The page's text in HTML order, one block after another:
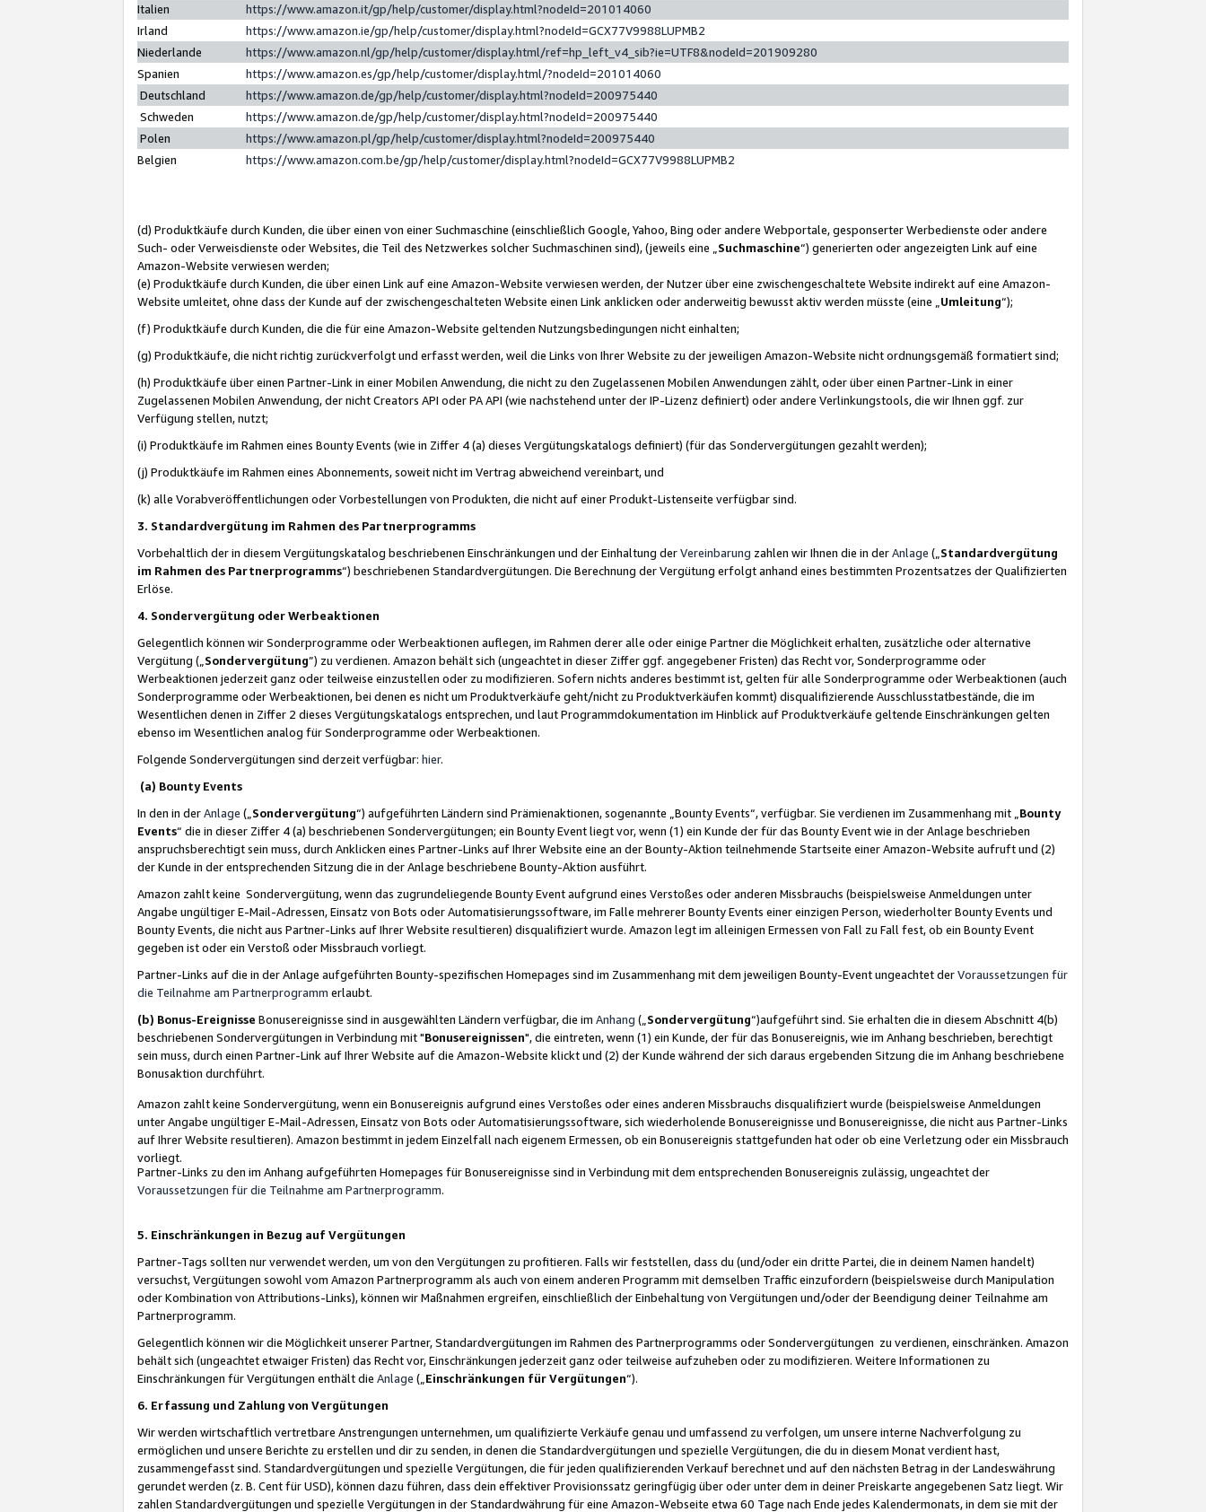
Italien
https://www.amazon.it/gp/help/customer/display.html?nodeId=201014060
Irland
https://www.amazon.ie/gp/help/customer/display.html?nodeId=GCX77V9988LUPMB2
Niederlande
https://www.amazon.nl/gp/help/customer/display.html/ref=hp_left_v4_sib?ie=UTF8&nodeId=201909280
Spanien
https://www.amazon.es/gp/help/customer/display.html/?nodeId=201014060
Deutschland
https://www.amazon.de/gp/help/customer/display.html?nodeId=200975440
Schweden
https://www.amazon.de/gp/help/customer/display.html?nodeId=200975440
Polen
https://www.amazon.pl/gp/help/customer/display.html?nodeId=200975440
Belgien
https://www.amazon.com.be/gp/help/customer/display.html?nodeId=GCX77V9988LUPMB2
(d) Produktkäufe durch Kunden, die über einen von einer Suchmaschine (einschließlich Google, Yahoo, Bing oder andere Webportale, gesponserter Werbedienste oder andere
Such- oder Verweisdienste oder Websites, die Teil des Netzwerkes solcher Suchmaschinen sind), (jeweils eine „ Suchmaschine“) generierten oder angezeigten Link auf eine
Amazon-Website verwiesen werden;
(e) Produktkäufe durch Kunden, die über einen Link auf eine Amazon-Website verwiesen werden, der Nutzer über eine zwischengeschaltete Website indirekt auf eine Amazon-
Website umleitet, ohne dass der Kunde auf der zwischengeschalteten Website einen Link anklicken oder anderweitig bewusst aktiv werden müsste (eine „ Umleitung“);
(f) Produktkäufe durch Kunden, die die für eine Amazon-Website geltenden Nutzungsbedingungen nicht einhalten;
(g) Produktkäufe, die nicht richtig zurückverfolgt und erfasst werden, weil die Links von Ihrer Website zu der jeweiligen Amazon-Website nicht ordnungsgemäß formatiert sind;
(h) Produktkäufe über einen Partner-Link in einer Mobilen Anwendung, die nicht zu den Zugelassenen Mobilen Anwendungen zählt, oder über einen Partner-Link in einer
Zugelassenen Mobilen Anwendung, der nicht Creators API oder PA API (wie nachstehend unter der IP-Lizenz definiert) oder andere Verlinkungstools, die wir Ihnen ggf. zur
Verfügung stellen, nutzt;
(i) Produktkäufe im Rahmen eines Bounty Events (wie in Ziffer 4 (a) dieses Vergütungskatalogs definiert) (für das Sondervergütungen gezahlt werden);
(j) Produktkäufe im Rahmen eines Abonnements, soweit nicht im Vertrag abweichend vereinbart, und
(k) alle Vorabveröffentlichungen oder Vorbestellungen von Produkten, die nicht auf einer Produkt-Listenseite verfügbar sind.
3. Standardvergütung im Rahmen des Partnerprogramms
Vorbehaltlich der in diesem Vergütungskatalog beschriebenen Einschränkungen und der Einhaltung derVereinbarung zahlen wir Ihnen die in derAnlage („ Standardvergütung
im Rahmen des Partnerprogramms“) beschriebenen Standardvergütungen. Die Berechnung der Vergütung erfolgt anhand eines bestimmten Prozentsatzes der Qualifizierten
Erlöse.
4. Sondervergütung oder Werbeaktionen
Gelegentlich können wir Sonderprogramme oder Werbeaktionen auflegen, im Rahmen derer alle oder einige Partner die Möglichkeit erhalten, zusätzliche oder alternative
Vergütung („ Sondervergütung”) zu verdienen. Amazon behält sich (ungeachtet in dieser Ziffer ggf. angegebener Fristen) das Recht vor, Sonderprogramme oder
Werbeaktionen jederzeit ganz oder teilweise einzustellen oder zu modifizieren. Sofern nichts anderes bestimmt ist, gelten für alle Sonderprogramme oder Werbeaktionen (auch
Sonderprogramme oder Werbeaktionen, bei denen es nicht um Produktverkäufe geht/nicht zu Produktverkäufen kommt) disqualifizierende Ausschlusstatbestände, die im
Wesentlichen denen in Ziffer 2 dieses Vergütungskatalogs entsprechen, und laut Programmdokumentation im Hinblick auf Produktverkäufe geltende Einschränkungen gelten
ebenso im Wesentlichen analog für Sonderprogramme oder Werbeaktionen.
Folgende Sondervergütungen sind derzeit verfügbar: hier.
(a) Bounty Events
In den in derAnlage („ Sondervergütung“) aufgeführten Ländern sind Prämienaktionen, sogenannte „Bounty Events“, verfügbar. Sie verdienen im Zusammenhang mit „ Bounty
Events“ die in dieser Ziffer 4 (a) beschriebenen Sondervergütungen; ein Bounty Event liegt vor, wenn (1) ein Kunde der für das Bounty Event wie in der Anlage beschrieben
anspruchsberechtigt sein muss, durch Anklicken eines Partner-Links auf Ihrer Website eine an der Bounty-Aktion teilnehmende Startseite einer Amazon-Website aufruft und (2)
der Kunde in der entsprechenden Sitzung die in der Anlage beschriebene Bounty-Aktion ausführt.
Amazon zahlt keine Sondervergütung, wenn das zugrundeliegende Bounty Event aufgrund eines Verstoßes oder anderen Missbrauchs (beispielsweise Anmeldungen unter
Angabe ungültiger E-Mail-Adressen, Einsatz von Bots oder Automatisierungssoftware, im Falle mehrerer Bounty Events einer einzigen Person, wiederholter Bounty Events und
Bounty Events, die nicht aus Partner-Links auf Ihrer Website resultieren) disqualifiziert wurde. Amazon legt im alleinigen Ermessen von Fall zu Fall fest, ob ein Bounty Event
gegeben ist oder ein Verstoß oder Missbrauch vorliegt.
Partner-Links auf die in der Anlage aufgeführten Bounty-spezifischen Homepages sind im Zusammenhang mit dem jeweiligen Bounty-Event ungeachtet derVoraussetzungen für
die Teilnahme am Partnerprogramm erlaubt.
(b) Bonus-Ereignisse Bonusereignisse sind in ausgewählten Ländern verfügbar, die im Anhang („ Sondervergütung“)aufgeführt sind. Sie erhalten die in diesem Abschnitt 4(b)
beschriebenen Sondervergütungen in Verbindung mit "Bonusereignissen", die eintreten, wenn (1) ein Kunde, der für das Bonusereignis, wie im Anhang beschrieben, berechtigt
sein muss, durch einen Partner-Link auf Ihrer Website auf die Amazon-Website klickt und (2) der Kunde während der sich daraus ergebenden Sitzung die im Anhang beschriebene
Bonusaktion durchführt.
Amazon zahlt keine Sondervergütung, wenn ein Bonusereignis aufgrund eines Verstoßes oder eines anderen Missbrauchs disqualifiziert wurde (beispielsweise Anmeldungen
unter Angabe ungültiger E-Mail-Adressen, Einsatz von Bots oder Automatisierungssoftware, sich wiederholende Bonusereignisse und Bonusereignisse, die nicht aus Partner-Links
auf Ihrer Website resultieren). Amazon bestimmt in jedem Einzelfall nach eigenem Ermessen, ob ein Bonusereignis stattgefunden hat oder ob eine Verletzung oder ein Missbrauch
vorliegt.
Partner-Links zu den im Anhang aufgeführten Homepages für Bonusereignisse sind in Verbindung mit dem entsprechenden Bonusereignis zulässig, ungeachtet der
Voraussetzungen für die Teilnahme am Partnerprogramm.
5. Einschränkungen in Bezug auf Vergütungen
Partner-Tags sollten nur verwendet werden, um von den Vergütungen zu profitieren. Falls wir feststellen, dass du (und/oder ein dritte Partei, die in deinem Namen handelt)
versuchst, Vergütungen sowohl vom Amazon Partnerprogramm als auch von einem anderen Programm mit demselben Traffic einzufordern (beispielsweise durch Manipulation
oder Kombination von Attributions-Links), können wir Maßnahmen ergreifen, einschließlich der Einbehaltung von Vergütungen und/oder der Beendigung deiner Teilnahme am
Partnerprogramm.
Gelegentlich können wir die Möglichkeit unserer Partner, Standardvergütungen im Rahmen des Partnerprogramms oder Sondervergütungen zu verdienen, einschränken. Amazon
behält sich (ungeachtet etwaiger Fristen) das Recht vor, Einschränkungen jederzeit ganz oder teilweise aufzuheben oder zu modifizieren. Weitere Informationen zu
Einschränkungen für Vergütungen enthält die Anlage („ Einschränkungen für Vergütungen“).
6. Erfassung und Zahlung von Vergütungen
Wir werden wirtschaftlich vertretbare Anstrengungen unternehmen, um qualifizierte Verkäufe genau und umfassend zu verfolgen, um unsere interne Nachverfolgung zu
ermöglichen und unsere Berichte zu erstellen und dir zu senden, in denen die Standardvergütungen und spezielle Vergütungen, die du in diesem Monat verdient hast,
zusammengefasst sind. Standardvergütungen und spezielle Vergütungen, die für jeden qualifizierenden Verkauf berechnet und auf den nächsten Betrag in der Landeswährung
gerundet werden (z. B. Cent für USD), können dazu führen, dass dein effektiver Provisionssatz geringfügig über oder unter dem in deiner Preiskarte angegebenen Satz liegt. Wir
zahlen Standardvergütungen und spezielle Vergütungen in der Standardwährung für eine Amazon-Webseite etwa 60 Tage nach Ende jedes Kalendermonats, in dem sie mit der